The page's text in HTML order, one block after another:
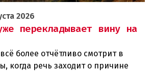
2026
перекладывает вину на
более отчётливо смотрит в
когда речь заходит о причине